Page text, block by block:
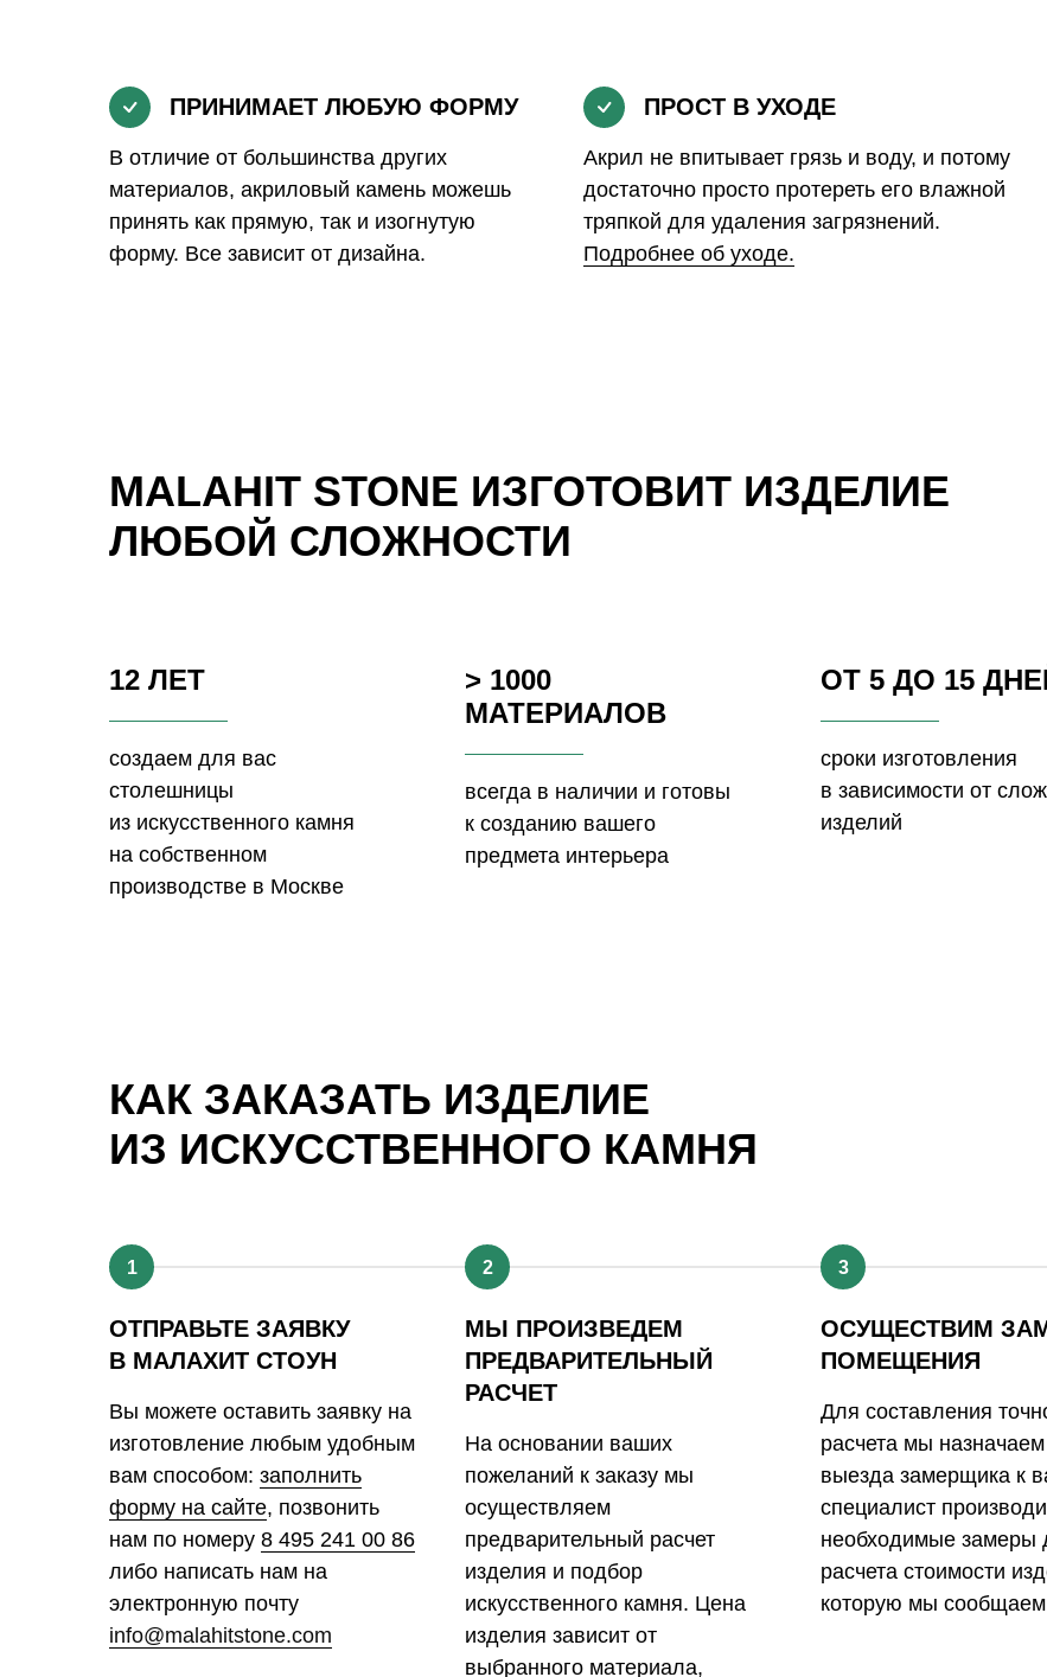
ПРИНИМАЕТ ЛЮБУЮ ФОРМУ
В отличие от большинства других
материалов, акриловый камень можешь
принять как прямую, так и изогнутую
форму. Все зависит от дизайна.
ПРОСТ В УХОДЕ
Акрил не впитывает грязь и воду, и потому
достаточно просто протереть его влажной
тряпкой для удаления загрязнений.
Подробнее об уходе.
MALAHIT STONE ИЗГОТОВИТ ИЗДЕЛИЕ
ЛЮБОЙ СЛОЖНОСТИ
12 ЛЕТ
создаем для вас
столешницы
из искусственного камня
на собственном
производстве в Москве
> 1000
МАТЕРИАЛОВ
всегда в наличии и готовы
к созданию вашего
предмета интерьера
ОТ 5 ДО 15
сроки изготовления
в зависимости от
изделий
КАК ЗАКАЗАТЬ ИЗДЕЛИЕ
ИЗ ИСКУССТВЕННОГО КАМНЯ
1
ОТПРАВЬТЕ ЗАЯВКУ
В МАЛАХИТ СТОУН
Вы можете оставить заявку на
изготовление любым удобным
вам способом: заполнить
форму на сайте, позвонить
нам по номеру 8 495 241 00 86
либо написать нам на
электронную почту
info@malahitstone.com
2
МЫ ПРОИЗВЕДЕМ
ПРЕДВАРИТЕЛЬНЫЙ
РАСЧЕТ
На основании ваших
пожеланий к заказу мы
осуществляем
предварительный расчет
изделия и подбор
искусственного камня. Цена
изделия зависит от
выбранного материала,
3
ОСУЩЕСТВИМ
ПОМЕЩЕНИЯ
Для составления
расчета мы
выезда замерщика к
специалист
необходимые замеры
расчета стоимости
которую мы